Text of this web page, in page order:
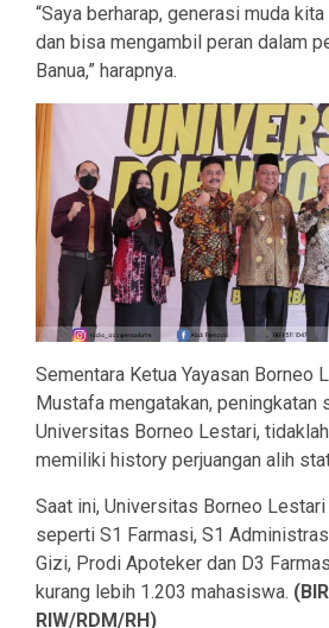
“Saya berharap, generasi muda
dan bisa mengambil peran dalam
Banua,” harapnya.
Sementara Ketua Yayasan Borneo
Mustafa mengatakan, peningkatan
Universitas Borneo Lestari,
memiliki history perjuangan alih
Saat ini, Universitas Borneo
seperti S1 Farmasi, S1
Gizi, Prodi Apoteker dan D3
kurang lebih 1.203 mahasiswa.
RIW/RDM/RH)